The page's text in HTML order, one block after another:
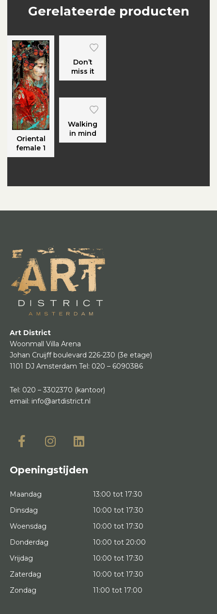
Gerelateerde producten
Oriental
female 1
Don’t
miss it
Walking
in mind
Art District
Woonmall Villa Arena
Johan Cruijff boulevard 226-230 (3e etage)
1101 DJ Amsterdam Tel: 020 – 6090386
Tel: 020 – 3302370 (kantoor)
email: info@artdistrict.nl
Openingstijden
Maandag
13:00 tot 17:30
Dinsdag
10:00 tot 17:30
Woensdag
10:00 tot 17:30
Donderdag
10:00 tot 20:00
Vrijdag
10:00 tot 17:30
Zaterdag
10:00 tot 17:30
Zondag
11:00 tot 17:00